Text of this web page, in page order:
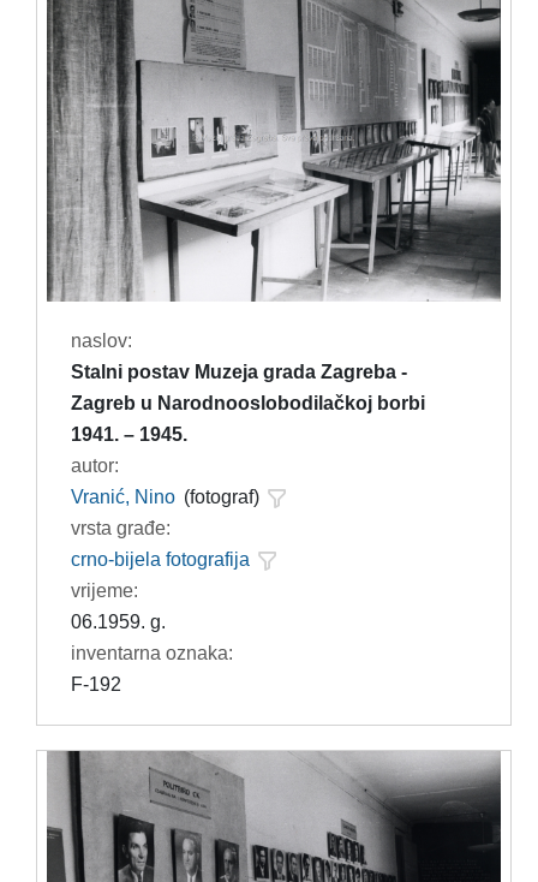
naslov:
Stalni postav Muzeja grada Zagreba -
Zagreb u Narodnooslobodilačkoj borbi
1941. – 1945.
autor:
Vranić, Nino (fotograf)
vrsta građe:
crno-bijela fotografija
vrijeme:
06.1959. g.
inventarna oznaka:
F-192